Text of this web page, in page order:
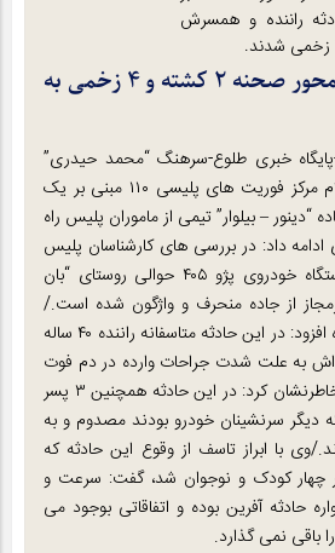
راننده و همسرش
سانحه رانندگی در محور صحنه ۲ کشته و ۴ زخمی به
پایگاه خبری طلوع-سرهنگ “محمد حیدری”
اظهار داشت: پس از اعلام مرکز فوریت های پلیسی ۱۱۰ مبنی بر یک
“دینور – بیلوار” تیمی از ماموران پلیس راه
داد: در بررسی های کارشناسان پلیس
راه مشخص شد یک دستگاه خودروی پژو ۴۰۵ حوالی روستای “بان
از جاده منحرف و واژگون شده است./
رئیس پلیس راه کرمانشاه افزود: در این حادثه متاسفانه راننده ۴۰ ساله
۳۵ ساله اش به علت شدت جراحات وارده در دم فوت
کردند./سرهنگ حیدری خاطرنشان کرد: در این حادثه همچنین ۳ پسر
دیگر سرنشینان خودرو بودند مصدوم و به
وی با ابراز تاسف از وقوع این حادثه که
چهار کودک و نوجوان شد، گفت: سرعت و
حادثه آفرین بوده و اتفاقاتی بوجود می
باقی نمی گذارد.